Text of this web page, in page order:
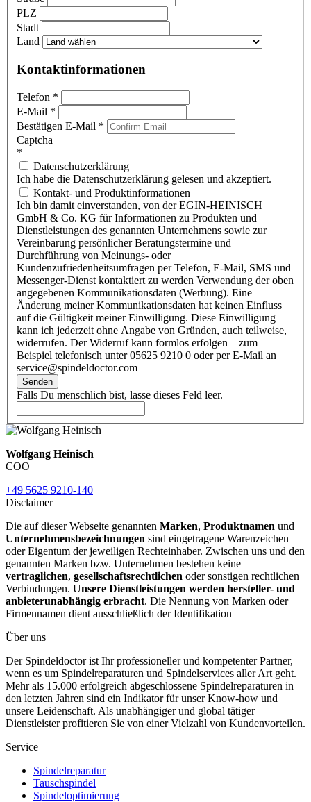
PLZ
Stadt
Land
Kontaktinformationen
Telefon *
E-Mail *
Bestätigen E-Mail *
Captcha
*
Datenschutzerklärung
Ich habe die Datenschutzerklärung gelesen und akzeptiert.
Kontakt- und Produktinformationen
Ich bin damit einverstanden, von der EGIN-HEINISCH
GmbH & Co. KG für Informationen zu Produkten und
Dienstleistungen des genannten Unternehmens sowie zur
Vereinbarung persönlicher Beratungstermine und
Durchführung von Meinungs- oder
Kundenzufriedenheitsumfragen per Telefon, E-Mail, SMS und
Messenger-Dienst kontaktiert zu werden Verwendung der oben
angegebenen Kommunikationsdaten (Werbung). Eine
Änderung meiner Kommunikationsdaten hat keinen Einfluss
auf die Gültigkeit meiner Einwilligung. Diese Einwilligung
kann ich jederzeit ohne Angabe von Gründen, auch teilweise,
widerrufen. Der Widerruf kann formlos erfolgen – zum
Beispiel telefonisch unter 05625 9210 0 oder per E-Mail an
service@spindeldoctor.com
Senden
Falls Du menschlich bist, lasse dieses Feld leer.
Wolfgang Heinisch
COO
+49 5625 9210-140
Disclaimer
Die auf dieser Webseite genannten Marken, Produktnamen und
Unternehmensbezeichnungen sind eingetragene Warenzeichen
oder Eigentum der jeweiligen Rechteinhaber. Zwischen uns und den
genannten Marken bzw. Unternehmen bestehen keine
vertraglichen, gesellschaftsrechtlichen oder sonstigen rechtlichen
Verbindungen. Unsere Dienstleistungen werden hersteller- und
anbieterunabhängig erbracht. Die Nennung von Marken oder
Firmennamen dient ausschließlich der Identifikation
Über uns
Der Spindeldoctor ist Ihr professioneller und kompetenter Partner,
wenn es um Spindelreparaturen und Spindelservices aller Art geht.
Mehr als 15.000 erfolgreich abgeschlossene Spindelreparaturen in
den letzten Jahren sind ein Indikator für unser Know-how und
unsere Leidenschaft. Als unabhängiger und global tätiger
Dienstleister profitieren Sie von einer Vielzahl von Kundenvorteilen.
Service
Spindelreparatur
Tauschspindel
Spindeloptimierung